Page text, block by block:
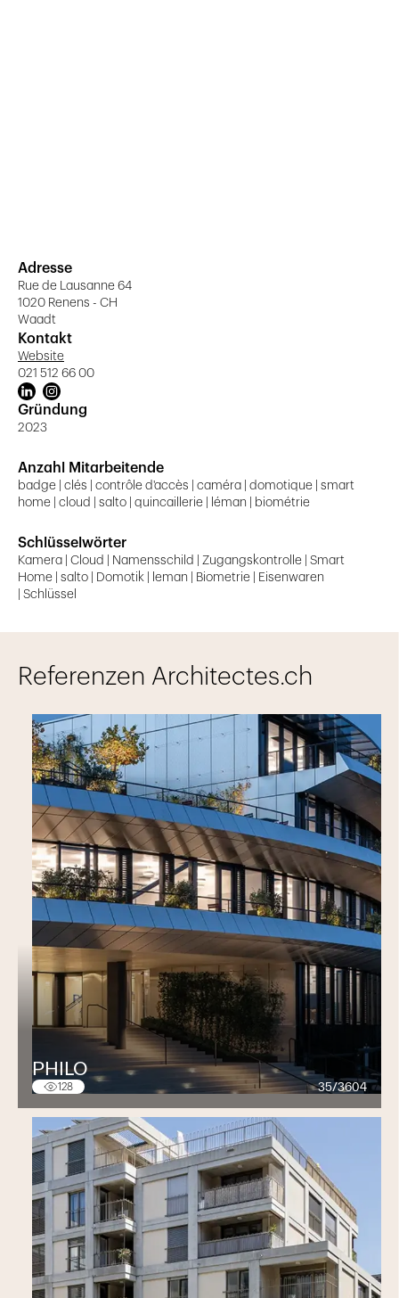
Adresse
Rue de Lausanne 64
1020 Renens - CH
Waadt
Kontakt
Website
021 512 66 00
Gründung
2023
Anzahl Mitarbeitende
badge | clés | contrôle d'accès | caméra | domotique | smart
home | cloud | salto | quincaillerie | léman | biométrie
Schlüsselwörter
Kamera | Cloud | Namensschild | Zugangskontrolle | Smart
Home | salto | Domotik | leman | Biometrie | Eisenwaren
| Schlüssel
Referenzen Architectes.ch
PHILO
128 35/3604